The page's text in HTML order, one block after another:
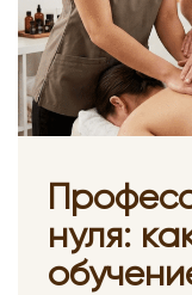
нуля: